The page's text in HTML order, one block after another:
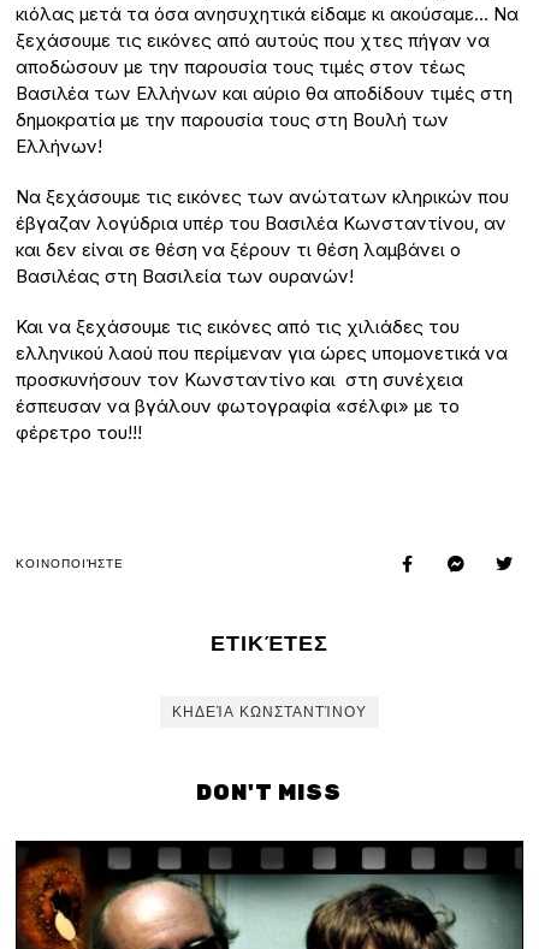
κιόλας μετά τα όσα ανησυχητικά είδαμε κι ακούσαμε… Να
ξεχάσουμε τις εικόνες από αυτούς που χτες πήγαν να
αποδώσουν με την παρουσία τους τιμές στον τέως
Βασιλέα των Ελλήνων και αύριο θα αποδίδουν τιμές στη
δημοκρατία με την παρουσία τους στη Βουλή των
Ελλήνων!
Να ξεχάσουμε τις εικόνες των ανώτατων κληρικών που
έβγαζαν λογύδρια υπέρ του Βασιλέα Κωνσταντίνου, αν
και δεν είναι σε θέση να ξέρουν τι θέση λαμβάνει ο
Βασιλέας στη Βασιλεία των ουρανών!
Και να ξεχάσουμε τις εικόνες από τις χιλιάδες του
ελληνικού λαού που περίμεναν για ώρες υπομονετικά να
προσκυνήσουν τον Κωνσταντίνο και στη συνέχεια
έσπευσαν να βγάλουν φωτογραφία «σέλφι» με το
φέρετρο του!!!
ΚΟΙΝΟΠΟΙΉΣΤΕ
ΕΤΙΚΈΤΕΣ
ΚΗΔΕΊΑ ΚΩΝΣΤΑΝΤΊΝΟΥ
DON'T MISS